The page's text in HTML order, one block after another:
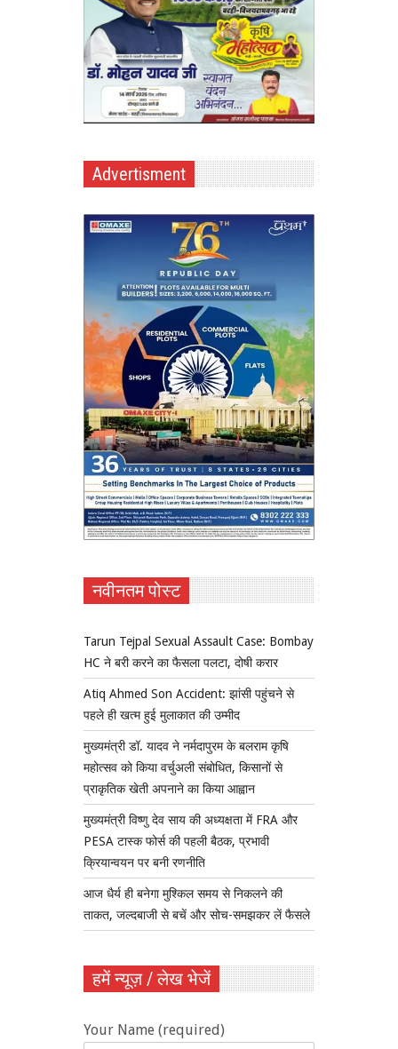
Advertisment
नवीनतम पोस्ट
Tarun Tejpal Sexual Assault Case: Bombay
HC ने बरी करने का फैसला पलटा, दोषी करार
Atiq Ahmed Son Accident: झांसी पहुंचने से
पहले ही खत्म हुई मुलाकात की उम्मीद
मुख्यमंत्री डॉ. यादव ने नर्मदापुरम के बलराम कृषि
महोत्सव को किया वर्चुअली संबोधित, किसानों से
प्राकृतिक खेती अपनाने का किया आह्वान
मुख्यमंत्री विष्णु देव साय की अध्यक्षता में FRA और
PESA टास्क फोर्स की पहली बैठक, प्रभावी
क्रियान्वयन पर बनी रणनीति
आज धैर्य ही बनेगा मुश्किल समय से निकलने की
ताकत, जल्दबाजी से बचें और सोच-समझकर लें फैसले
हमें न्यूज़ / लेख भेजें
Your Name (required)